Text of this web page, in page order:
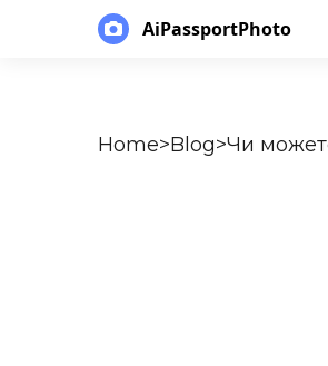
AiPassportPhoto
Home>Blog>Чи